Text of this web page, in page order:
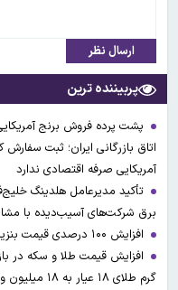
ارسال نظر
پربیننده ترین
پشت پرده فروش برنج
اتاق بازرگانی ایران؛ ثبت
آمریکایی صرفه اقتصادی ندارد
تأکید مدیرعامل هلدینگ
برق شرکت‌های آسیب‌دیده با
افزایش ۱۰۰ درصدی قیمت بنزین با موافقت سران قوا
گرم طلای ۱۸ عیار به ۱۸ میلیون و ۳۱۸ هزار و ۱۰۰ تومان رسید